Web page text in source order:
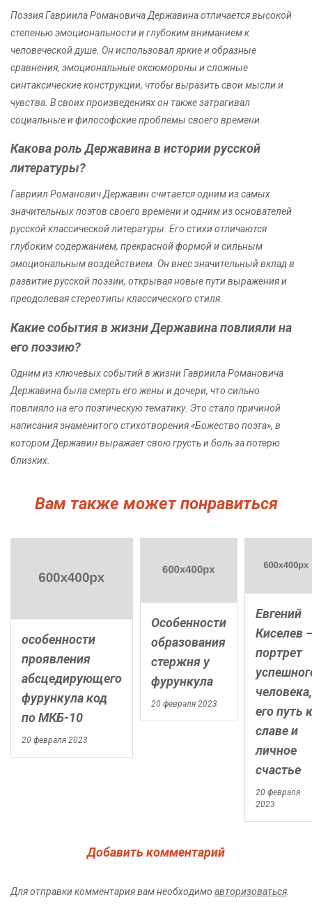
Поэзия Гавриила Романовича Державина отличается высокой
степенью эмоциональности и глубоким вниманием к
человеческой душе. Он использовал яркие и образные
сравнения, эмоциональные оксюмороны и сложные
синтаксические конструкции, чтобы выразить свои мысли и
чувства. В своих произведениях он также затрагивал
социальные и философские проблемы своего времени.
Какова роль Державина в истории русской
литературы?
Гавриил Романович Державин считается одним из самых
значительных поэтов своего времени и одним из основателей
русской классической литературы. Его стихи отличаются
глубоким содержанием, прекрасной формой и сильным
эмоциональным воздействием. Он внес значительный вклад в
развитие русской поэзии, открывая новые пути выражения и
преодолевая стереотипы классического стиля.
Какие события в жизни Державина повлияли на
его поэзию?
Одним из ключевых событий в жизни Гавриила Романовича
Державина была смерть его жены и дочери, что сильно
повлияло на его поэтическую тематику. Это стало причиной
написания знаменитого стихотворения «Божество поэта», в
котором Державин выражает свою грусть и боль за потерю
близких.
Вам также может понравиться
особенности
проявления
абсцедирующего
фурункула код
по МКБ-10
20 февраля 2023
Особенности
образования
стержня у
фурункула
20 февраля 2023
Евгений
Киселев
портрет
человека,
его путь к
славе и
личное
счастье
20 февраля
2023
Добавить комментарий
Для отправки комментария вам необходимо авторизоваться